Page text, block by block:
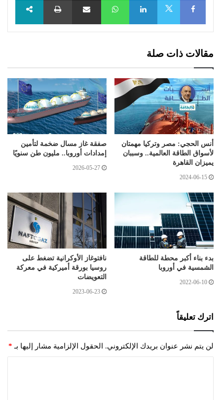
مقالات ذات صلة
أنس الحجي: مصر وتركيا مهمتان
لأسواق الطاقة العالمية.. وسببان
يميزان القاهرة
2024-06-15
صفقة غاز مسال ضخمة لتأمين
إمدادات أوروبا.. مليون طن سنويًا
2026-05-27
بدء بناء أكبر محطة للطاقة
الشمسية في أوروبا
2022-06-10
نافتوغاز الأوكرانية تضغط على
روسيا بورقة أميركية في معركة
التعويضات
2023-06-23
اترك تعليقاً
لن يتم نشر عنوان بريدك الإلكتروني. الحقول الإلزامية مشار إليها بـ *